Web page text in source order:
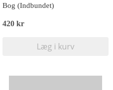
Bog (Indbundet)
420 kr
Læg i kurv